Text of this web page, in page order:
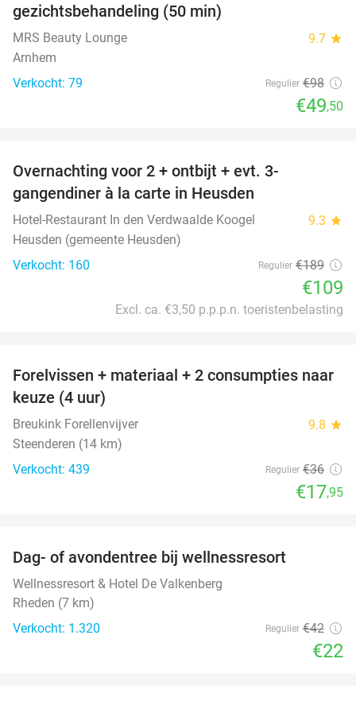
gezichtsbehandeling (50 min)
MRS Beauty Lounge 9.7 star
Arnhem
Verkocht: 79
Regulier €98
€49,50
Overnachting voor 2 + ontbijt + evt. 3-
gangendiner à la carte in Heusden
Hotel-Restaurant In den Verdwaalde Koogel 9.3 star
Heusden (gemeente Heusden)
Verkocht: 160
Regulier €189
€109
Excl. ca. €3,50 p.p.p.n. toeristenbelasting
50%
Forelvissen + materiaal + 2 consumpties naar
keuze (4 uur)
Breukink Forellenvijver 9.8 star
Steenderen (14 km)
Verkocht: 439
Regulier €36
€17,95
Dag- of avondentree bij wellnessresort
Wellnessresort & Hotel De Valkenberg
Rheden (7 km)
Verkocht: 1.320
Regulier €42
€22